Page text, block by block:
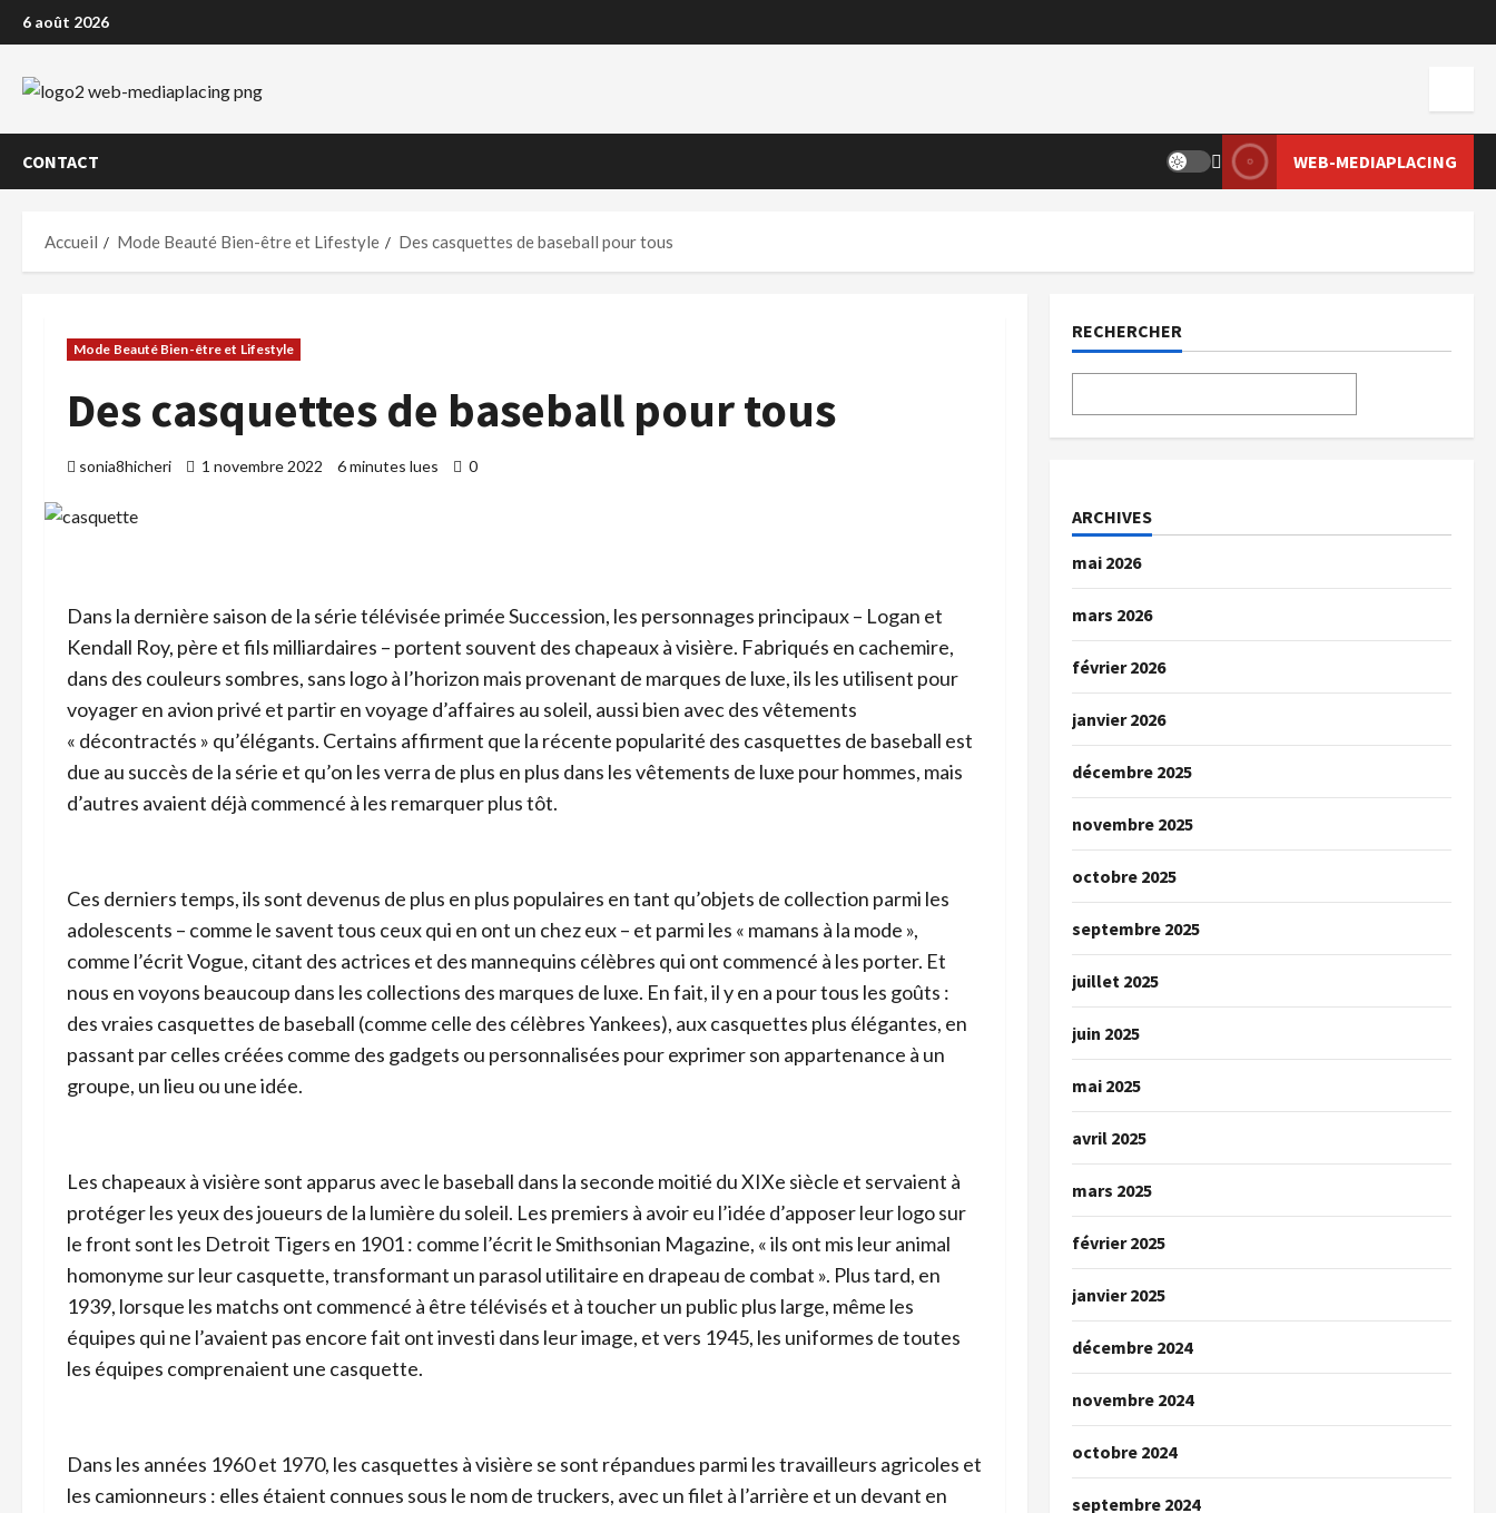
Aller
au
6 août 2026
CONTACT WEB-MEDIAPLACING
Accueil Mode Beauté Bien-être et Lifestyle Des casquettes de baseball pour tous
Mode Beauté Bien-être et Lifestyle
Des casquettes de baseball pour tous
sonia8hicheri 1 novembre 2022 6 minutes lues 0
Dans la dernière saison de la série télévisée primée Succession, les personnages principaux – Logan et
Kendall Roy, père et fils milliardaires – portent souvent des chapeaux à visière. Fabriqués en cachemire,
dans des couleurs sombres, sans logo à l’horizon mais provenant de marques de luxe, ils les utilisent pour
voyager en avion privé et partir en voyage d’affaires au soleil, aussi bien avec des vêtements
« décontractés » qu’élégants. Certains affirment que la récente popularité des casquettes de baseball est
due au succès de la série et qu’on les verra de plus en plus dans les vêtements de luxe pour hommes, mais
d’autres avaient déjà commencé à les remarquer plus tôt.
Ces derniers temps, ils sont devenus de plus en plus populaires en tant qu’objets de collection parmi les
adolescents – comme le savent tous ceux qui en ont un chez eux – et parmi les « mamans à la mode »,
comme l’écrit Vogue, citant des actrices et des mannequins célèbres qui ont commencé à les porter. Et
nous en voyons beaucoup dans les collections des marques de luxe. En fait, il y en a pour tous les goûts :
des vraies casquettes de baseball (comme celle des célèbres Yankees), aux casquettes plus élégantes, en
passant par celles créées comme des gadgets ou personnalisées pour exprimer son appartenance à un
groupe, un lieu ou une idée.
Les chapeaux à visière sont apparus avec le baseball dans la seconde moitié du XIXe siècle et servaient à
protéger les yeux des joueurs de la lumière du soleil. Les premiers à avoir eu l’idée d’apposer leur logo sur
le front sont les Detroit Tigers en 1901 : comme l’écrit le Smithsonian Magazine, « ils ont mis leur animal
homonyme sur leur casquette, transformant un parasol utilitaire en drapeau de combat ». Plus tard, en
1939, lorsque les matchs ont commencé à être télévisés et à toucher un public plus large, même les
équipes qui ne l’avaient pas encore fait ont investi dans leur image, et vers 1945, les uniformes de toutes
les équipes comprenaient une casquette.
Dans les années 1960 et 1970, les casquettes à visière se sont répandues parmi les travailleurs agricoles et
les camionneurs : elles étaient connues sous le nom de truckers, avec un filet à l’arrière et un devant en
RECHERCHER
ARCHIVES
mai 2026
mars 2026
février 2026
janvier 2026
décembre 2025
novembre 2025
octobre 2025
septembre 2025
juillet 2025
juin 2025
mai 2025
avril 2025
mars 2025
février 2025
janvier 2025
décembre 2024
novembre 2024
octobre 2024
septembre 2024